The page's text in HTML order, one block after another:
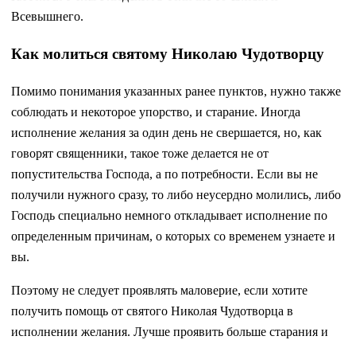
Всевышнего.
Как молиться святому Николаю Чудотворцу
Помимо понимания указанных ранее пунктов, нужно также
соблюдать и некоторое упорство, и старание. Иногда
исполнение желания за один день не свершается, но, как
говорят священники, такое тоже делается не от
попустительства Господа, а по потребности. Если вы не
получили нужного сразу, то либо неусердно молились, либо
Господь специально немного откладывает исполнение по
определенным причинам, о которых со временем узнаете и
вы.
Поэтому не следует проявлять маловерие, если хотите
получить помощь от святого Николая Чудотворца в
исполнении желания. Лучше проявить больше старания и